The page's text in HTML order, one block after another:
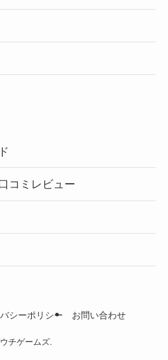
コミレビュー
シーポリシー お問い合わせ
チゲームズ.